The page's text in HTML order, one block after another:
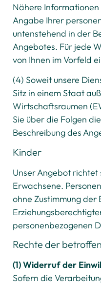
Nähere
Angabe Ihrer
untenstehend in der
Angebotes. Für jede
von Ihnen im Vorfeld
(4) Soweit unsere
Sitz in einem Staat
Wirtschaftsraumen
Sie über die Folgen
Beschreibung des
Kinder
Unser Angebot
Erwachsene.
ohne Zustimmung der
personenbezogenen
Rechte der
(1) Widerruf der
Sofern die